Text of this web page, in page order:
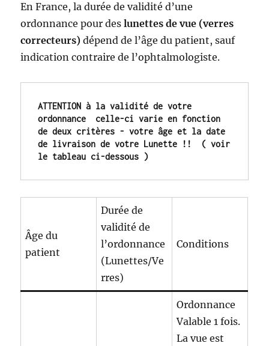
En France, la durée de validité d’une
ordonnance pour deslunettes de vue (verres
correcteurs) dépend de l’âge du patient, sauf
indication contraire de l’ophtalmologiste.
ATTENTION à la validité de votre
ordonnance  celle-ci varie en fonction
de deux critères - votre âge et la date
de livraison de votre Lunette !!
( voir
le tableau ci-dessous )
Âge du
patient
Durée de
validité de
l’ordonnance
(Lunettes/Ve
rres)
Conditions
Ordonnance
Valable 1 fois.
La vue est